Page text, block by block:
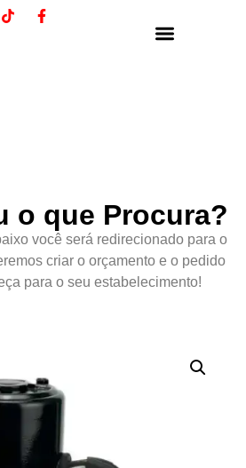
o que Procura?
você será redirecionado para o
criar o orçamento e o pedido
para o seu estabelecimento!